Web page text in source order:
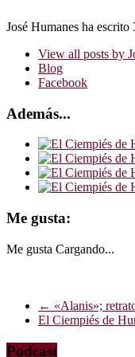
José Humanes ha
View all posts by
Blog
Facebook
Además...
Me gusta:
Me gusta Cargando...
← «Alanis»;
El Ciempiés de
Podcast